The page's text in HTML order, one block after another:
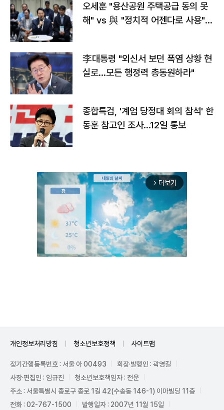
오세훈 "용산공원 주택공급 동의 못
해" vs 與 "정치적 어젠다로 사용"
李대통령 "외신서 보던 폭염 상황 현
실로…모든 행정력 총동원하라"
종합특검, '계엄 당정대 회의 참석' 한
동훈 참고인 조사...12일 통보
arrow_forward_ios 더보기
개인정보처리방침 청소년보호정책 사이트맵
정기간행등록번호 : 서울 아 00493
회장·발행인 : 곽영길
사장·편집인 : 임규진
청소년보호책임자 : 전운
주소 : 서울특별시 종로구 종로 1길 42(수송동 146-1) 이마빌딩 11층
전화 : 02-767-1500
발행일자 : 2007년 11월 15일